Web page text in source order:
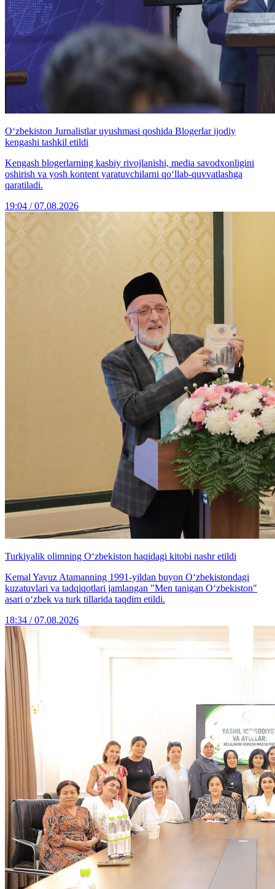
O‘zbekiston Jurnalistlar uyushmasi qoshida Blogerlar ijodiy
kengashi tashkil etildi
Kengash blogerlarning kasbiy rivojlanishi, media savodxonligini
oshirish va yosh kontent yaratuvchilarni qo‘llab-quvvatlashga
qaratiladi.
19:04 / 07.08.2026
Turkiyalik olimning O‘zbekiston haqidagi kitobi nashr etildi
Kemal Yavuz Atamanning 1991-yildan buyon O‘zbekistondagi
kuzatuvlari va tadqiqotlari jamlangan "Men tanigan O‘zbekiston"
asari o‘zbek va turk tillarida taqdim etildi.
18:34 / 07.08.2026